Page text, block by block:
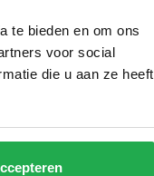
te bieden en om ons
voor social
die u aan ze heeft